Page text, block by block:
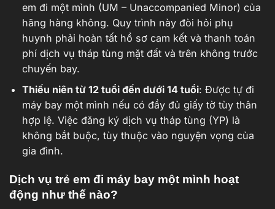
em đi một mình (UM – Unaccompanied Minor) của
hãng hàng không. Quy trình này đòi hỏi phụ
huynh phải hoàn tất hồ sơ cam kết và thanh toán
phí dịch vụ tháp tùng mặt đất và trên không trước
chuyến bay.
Thiếu niên từ 12 tuổi đến dưới 14 tuổi: Được tự đi
máy bay một mình nếu có đầy đủ giấy tờ tùy thân
hợp lệ. Việc đăng ký dịch vụ tháp tùng (YP) là
không bắt buộc, tùy thuộc vào nguyện vọng của
gia đình.
Dịch vụ trẻ em đi máy bay một mình hoạt
động như thế nào?